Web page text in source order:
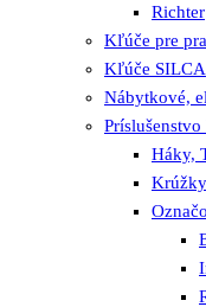
Richter
Kľúče pre
Kľúče SILCA
Nábytkové,
Háky,
Krúžky